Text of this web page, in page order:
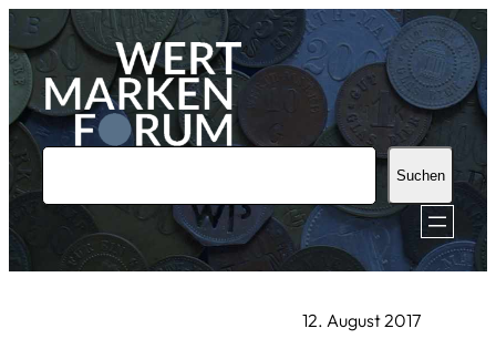
Zum
Inhalt
springen
u
h
Suchen
12. August 2017